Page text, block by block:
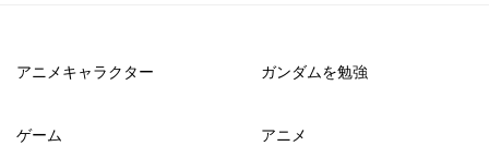
アニメキャラクター ガンダムを勉強
ゲーム アニメ